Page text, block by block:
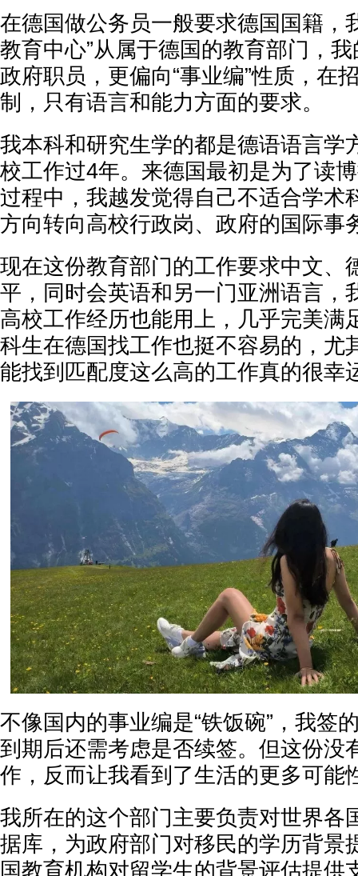
在德国做公务员一般要求德国国籍，
教育中心”从属于德国的教育部门，
政府职员，更偏向“事业编”性质，在
制，只有语言和能力方面的要求。
我本科和研究生学的都是德语语言学
校工作过4年。来德国最初是为了读
过程中，我越发觉得自己不适合学术
方向转向高校行政岗、政府的国际事
现在这份教育部门的工作要求中文、
平，同时会英语和另一门亚洲语言，
高校工作经历也能用上，几乎完美满
科生在德国找工作也挺不容易的，尤
能找到匹配度这么高的工作真的很幸
不像国内的事业编是“铁饭碗”，我签
到期后还需考虑是否续签。但这份没
作，反而让我看到了生活的更多可能
我所在的这个部门主要负责对世界各
据库，为政府部门对移民的学历背景
国教育机构对留学生的背景评估提供